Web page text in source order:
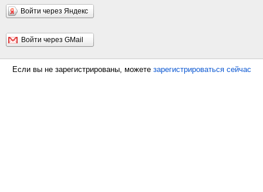
Войти через Яндекс
Войти через GMail
Если вы не зарегистрированы, можете зарегистрироваться сейчас